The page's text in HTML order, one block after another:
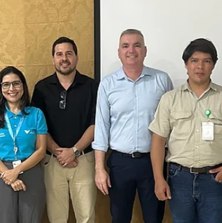
Com presença de empresas locais, nacionais e
multinacionais, a XVII Feira da Indústria do Pará
(FIPA 2026), que acontece de 20 a 23 de maio no
Hangar, se consolida como espaço de conexões,
prospecção de negócios e fortalecimento
institucional, reunindo setores que vão da
mineração à bioeconomia, da indústria
à tecnologia. Um dado que chama atenção neste
ano é o crescimento da participação de novos
expositores. Segundo o presidente do Sistema
FIEPA, Alex Carvalho,